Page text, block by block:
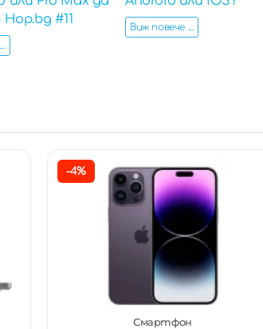
Hop.bg #11
Виж повече ...
-4%
Смартфон